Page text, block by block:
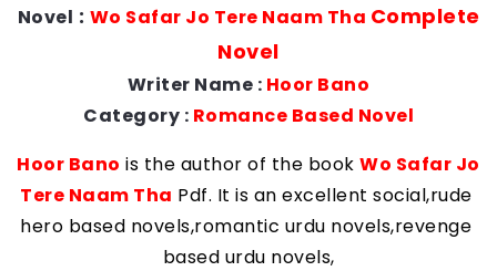
Novel : Wo Safar Jo Tere Naam Tha Complete
Novel
Writer Name : Hoor Bano
Category : Romance Based Novel
Hoor Bano is the author of the book Wo Safar Jo
Tere Naam Tha Pdf. It is an excellent social,rude
hero based novels,romantic urdu novels,revenge
based urdu novels,